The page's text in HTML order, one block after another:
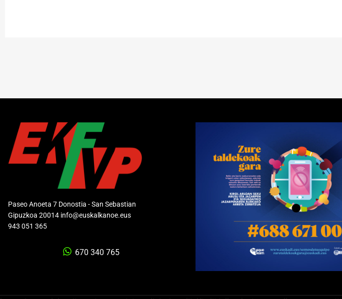
Paseo Anoeta 7 Donostia - San Sebastian
Gipuzkoa 20014 info@euskalkanoe.eus
943 051 365
670 340 765